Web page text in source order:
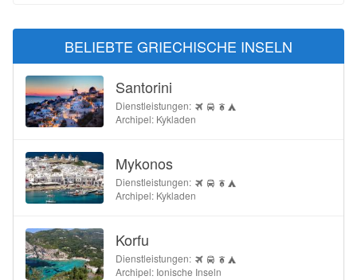
BELIEBTE GRIECHISCHE INSELN
Santorini
Dienstleistungen:
Archipel: Kykladen
Mykonos
Dienstleistungen:
Archipel: Kykladen
Korfu
Dienstleistungen:
Archipel: Ionische Inseln